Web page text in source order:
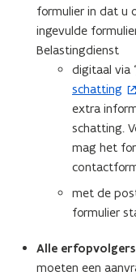
formulier in dat u
ingevulde
Belastingdienst
digitaal via ‘
schatting
extra
schatting.
mag het
met de
formulier
Alle erfopvolgers
moeten een